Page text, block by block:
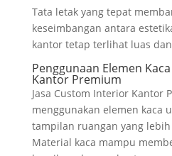
Tata letak yang tepat
keseimbangan antara
kantor tetap terlihat luas
Penggunaan Elemen
Kantor Premium
Jasa Custom Interior Kantor
menggunakan elemen kaca
tampilan ruangan yang
Material kaca mampu